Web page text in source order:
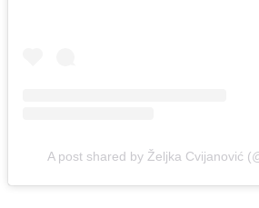
A post shared by Željka Cvijanović